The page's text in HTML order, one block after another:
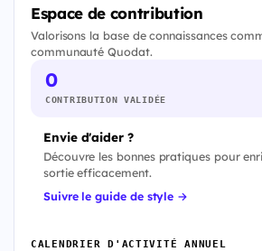
Espace de contribution
Valorisons la base de connaissances
communauté Quodat.
0
CONTRIBUTION VALIDÉE
Envie d'aider ?
Découvre les bonnes pratiques pour
sortie efficacement.
Suivre le guide de style →
CALENDRIER D'ACTIVITÉ ANNUEL